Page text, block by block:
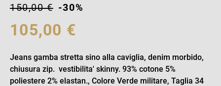
150,00 € -30%
105,00 €
Jeans gamba stretta sino alla caviglia, denim morbido,
chiusura zip. vestibilita' skinny. 93% cotone 5%
poliestere 2% elastan., Colore Verde militare, Taglia 34